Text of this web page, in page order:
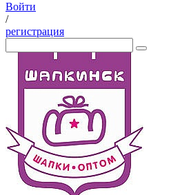
Войти
/
регистрация